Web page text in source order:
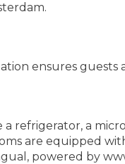
ensures guests
refrigerator, a
are equipped
powered by